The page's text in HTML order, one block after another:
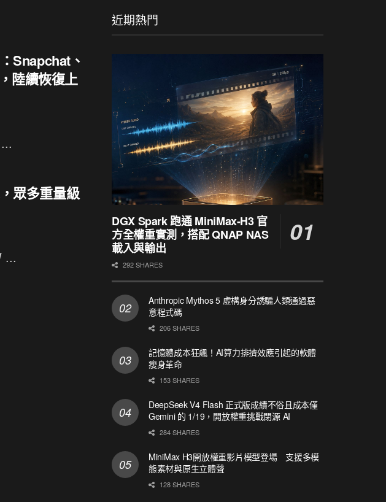
Snapchat、
陸續恢復上
眾多重量級
...
近期熱門
DGX Spark 跑通 MiniMax-H3 官
方全權重實測，搭配 QNAP NAS
載入與輸出
292 SHARES
Anthropic Mythos 5 虛構身分誘騙人類通過惡
意程式碼
206 SHARES
記憶體成本狂飆！AI算力排擠效應引起的軟體
瘦身革命
153 SHARES
DeepSeek V4 Flash 正式版成績不俗且成本僅
Gemini 的 1/19，開放權重挑戰閉源 AI
284 SHARES
MiniMax H3開放權重影片模型登場 支援多模
態素材與原生立體聲
128 SHARES